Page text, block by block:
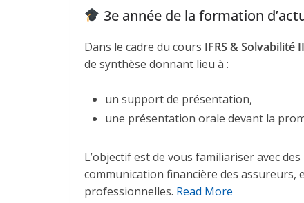
3e année de la formation
Dans le cadre du cours IFRS & Solvabilité II
de synthèse donnant lieu à :
un support de présentation,
une présentation orale devant la
L’objectif est de vous familiariser avec
communication financière des
professionnelles. Read More